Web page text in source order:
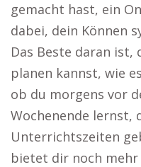
gemacht hast, ein
dabei, dein Können
Das Beste daran ist,
planen kannst, wie
ob du morgens vor
Wochenende lernst,
Unterrichtszeiten
bietet dir noch mehr